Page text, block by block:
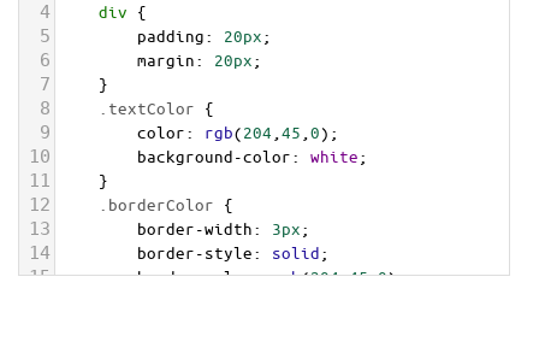
4 div {
5 padding: 20px;
6 margin: 20px;
7 }
8 .textColor {
9 color: rgb(204 45 0);
10 background-color: white;
11 }
12 .borderColor {
13 border-width: 3px;
14 border-style: solid;
15 border-color: rgb(204,45,0);